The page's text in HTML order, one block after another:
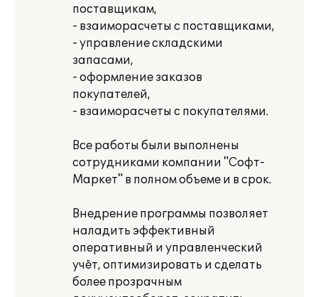
поставщикам,
- взаиморасчеты с поставщиками,
- управление складскими
запасами,
- оформление заказов
покупателей,
- взаиморасчеты с покупателями.
Все работы были выполнены
сотрудниками компании "Софт-
Маркет" в полном объеме и в срок.
Внедрение программы позволяет
наладить эффективный
оперативный и управленческий
учёт, оптимизировать и сделать
более прозрачным